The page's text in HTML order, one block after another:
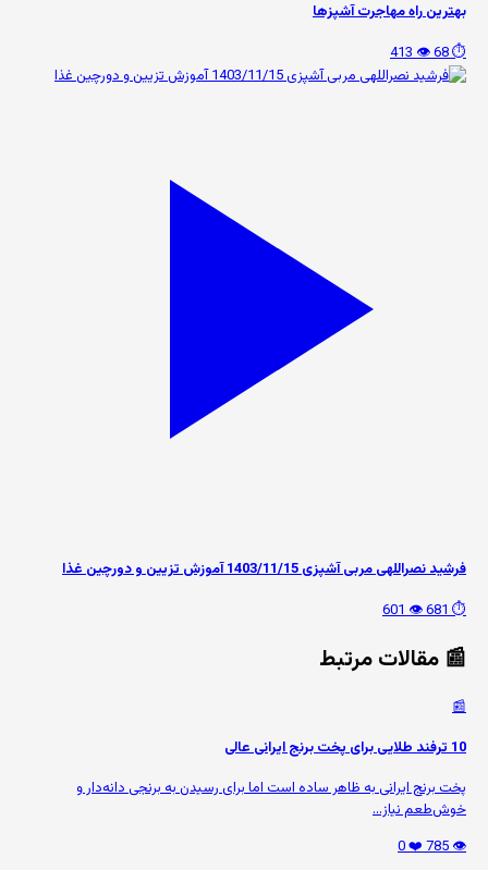
بهترین راه مهاجرت آشپزها
⏱️ 68
👁️ 413
فرشید نصراللهی مربی آشپزی 1403/11/15 آموزش تزیین و دورچین غذا
⏱️ 681
👁️ 601
📰 مقالات مرتبط
📰
10 ترفند طلایی برای پخت برنج ایرانی عالی
پخت برنج ایرانی به ظاهر ساده است اما برای رسیدن به برنجی دانه‌دار و
خوش‌طعم نیاز...
👁️ 785
❤️ 0